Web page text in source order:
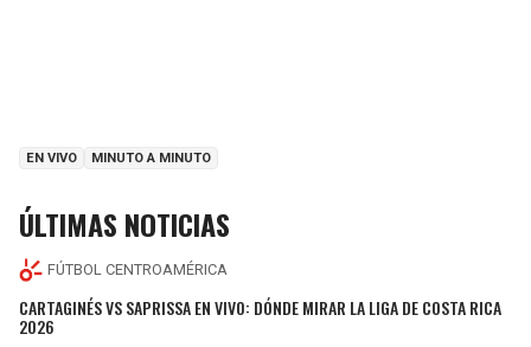
EN VIVO MINUTO A MINUTO
ÚLTIMAS NOTICIAS
FÚTBOL CENTROAMÉRICA
CARTAGINÉS VS SAPRISSA EN VIVO: DÓNDE MIRAR LA LIGA DE COSTA RICA
2026